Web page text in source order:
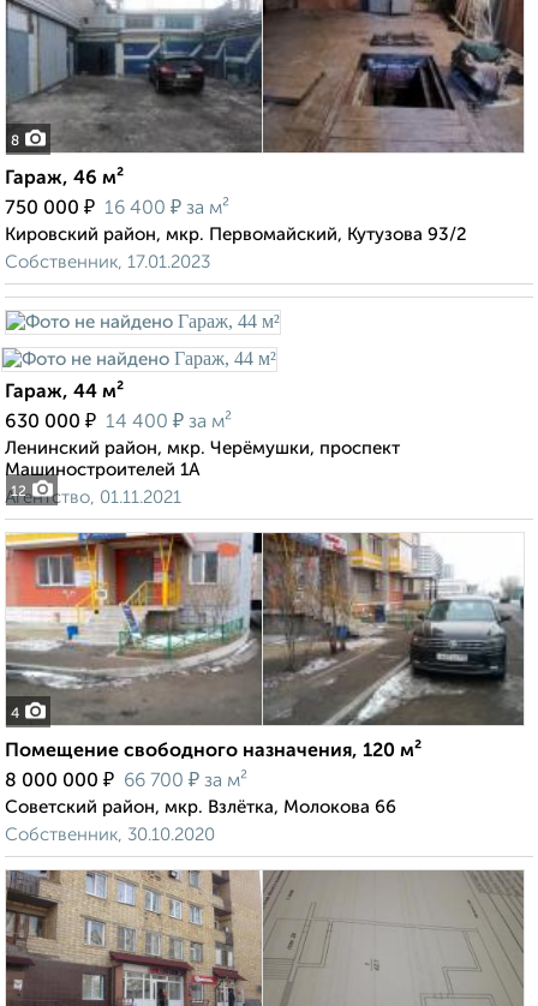
8
Гараж, 46 м²
750 000 ₽ 16 400 ₽ за м²
Кировский район, мкр. Первомайский, Кутузова 93/2
Собственник, 17.01.2023
12
Гараж, 44 м²
630 000 ₽ 14 400 ₽ за м²
Ленинский район, мкр. Черёмушки, проспект
Машиностроителей 1А
Агентство, 01.11.2021
4
Помещение свободного назначения, 120 м²
8 000 000 ₽ 66 700 ₽ за м²
Советский район, мкр. Взлётка, Молокова 66
Собственник, 30.10.2020